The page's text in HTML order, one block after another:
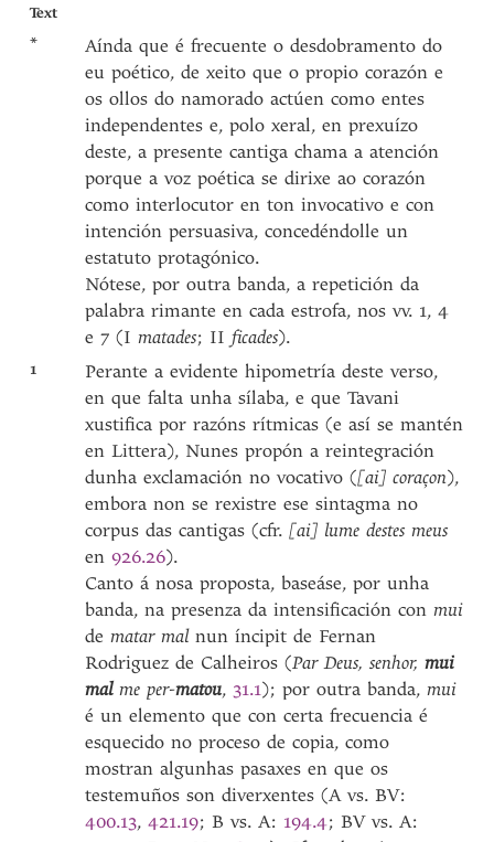
Text
*
Aínda que é frecuente o desdobramento do
eu poético, de xeito que o propio corazón e
os ollos do namorado actúen como entes
independentes e, polo xeral, en prexuízo
deste, a presente cantiga chama a atención
porque a voz poética se dirixe ao corazón
como interlocutor en ton invocativo e con
intención persuasiva, concedéndolle un
estatuto protagónico.
Nótese, por outra banda, a repetición da
palabra rimante en cada estrofa, nos vv. 1, 4
e 7 (Imatades; IIficades).
1
Perante a evidente hipometría deste verso,
en que falta unha sílaba, e que Tavani
xustifica por razóns rítmicas (e así se mantén
en Littera), Nunes propón a reintegración
dunha exclamación no vocativo ([ai] coraçon),
embora non se rexistre ese sintagma no
corpus das cantigas (cfr.[ai] lume destes meus
en926.26).
Canto á nosa proposta, baseáse, por unha
banda, na presenza da intensificación conmui
dematar malnun íncipit de Fernan
Rodriguez de Calheiros (Par Deus, senhor,mui
malme per-matou, 31.1); por outra banda,mui
é un elemento que con certa frecuencia é
esquecido no proceso de copia, como
mostran algunhas pasaxes en que os
testemuños son diverxentes (A vs. BV:
400.13,421.19; B vs. A: 194.4; BV vs. A: